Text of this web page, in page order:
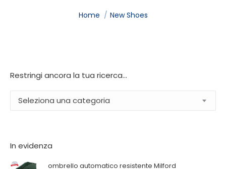
Home New Shoes
Restringi ancora la tua ricerca…
Seleziona una categoria
In evidenza
ombrello automatico resistente Milford